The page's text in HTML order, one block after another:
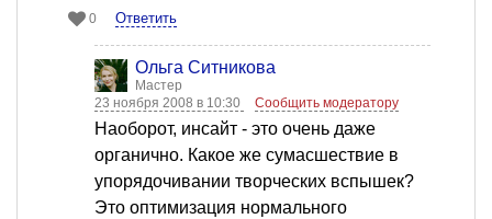
0 Ответить
Ольга Ситникова
Мастер
23 ноября 2008 в 10:30
Сообщить модератору
Наоборот, инсайт - это очень даже
органично. Какое же сумасшествие в
упорядочивании творческих вспышек?
Это оптимизация нормального